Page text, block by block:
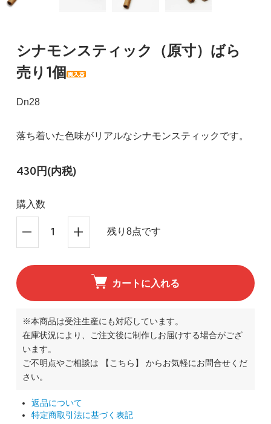
シナモンスティック（原寸）ばら
売り1個
Dn28
落ち着いた色味がリアルなシナモンスティックです。
430円(内税)
購入数
残り8点です
カートに入れる
※本商品は受注生産にも対応しています。
在庫状況により、ご注文後に制作しお届けする場合がござ
います。
ご不明点やご相談は
【こちら】
からお気軽にお問合せくだ
さい。
返品について
特定商取引法に基づく表記